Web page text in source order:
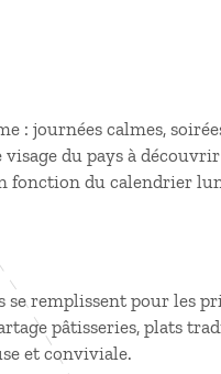
: journées calmes,
du pays à
fonction du calendrier
se remplissent pour les
pâtisseries, plats
et conviviale.